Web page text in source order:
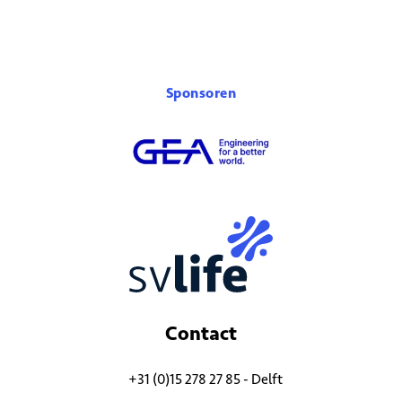
Sponsoren
Contact
+31 (0)15 278 27 85 - Delft